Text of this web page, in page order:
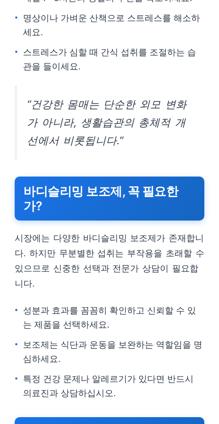
명상이나 가벼운 산책으로 스트레스를 해소하
세요.
스트레스가 심할 때 간식 섭취를 조절하는 습
관을 들이세요.
“건강한 몸매는 단순한 외모 변화
가 아니라, 생활습관의 총체적 개
선에서 비롯됩니다.”
바디슬리밍 보조제, 꼭 필요한
가?
시장에는 다양한 바디슬리밍 보조제가 존재합니
다. 하지만 무분별한 섭취는 부작용을 초래할 수
있으므로 신중한 선택과 전문가 상담이 필요합
니다.
성분과 효과를 꼼꼼히 확인하고 신뢰할 수 있
는 제품을 선택하세요.
보조제는 식단과 운동을 보완하는 역할임을 명
심하세요.
특정 건강 문제나 알레르기가 있다면 반드시
의료진과 상담하십시오.